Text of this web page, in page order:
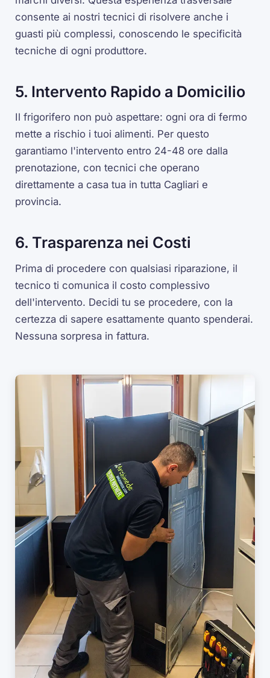
consente ai nostri tecnici di risolvere anche i
guasti più complessi, conoscendo le specificità
tecniche di ogni produttore.
5. Intervento Rapido a Domicilio
Il frigorifero non può aspettare: ogni ora di fermo
mette a rischio i tuoi alimenti. Per questo
garantiamo l'intervento entro 24-48 ore dalla
prenotazione, con tecnici che operano
direttamente a casa tua in tutta Cagliari e
provincia.
6. Trasparenza nei Costi
Prima di procedere con qualsiasi riparazione, il
tecnico ti comunica il costo complessivo
dell'intervento. Decidi tu se procedere, con la
certezza di sapere esattamente quanto spenderai.
Nessuna sorpresa in fattura.